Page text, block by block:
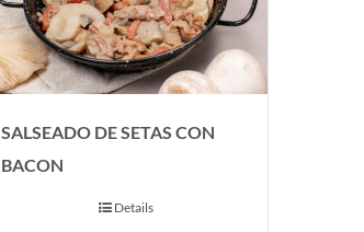
SALSEADO DE SETAS CON
BACON
Details